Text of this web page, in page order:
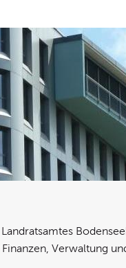
Verwaltung